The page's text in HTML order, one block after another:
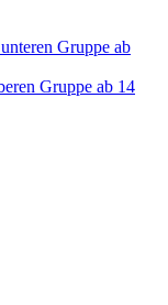
Gruppe ab
Gruppe ab 14